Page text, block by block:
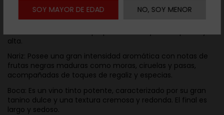
SOY MAYOR DE EDAD
NO, SOY MENOR
Descripción
alta.
Nariz: Posee una gran intensidad aromática con notas de
frutas negras maduras como moras, ciruelas y pasas,
acompañadas de toques de regaliz y especias.
Boca: Es un vino tinto potente, caracterizado por su gran
tanino dulce y una textura cremosa y redonda. El final es
largo y sedoso.